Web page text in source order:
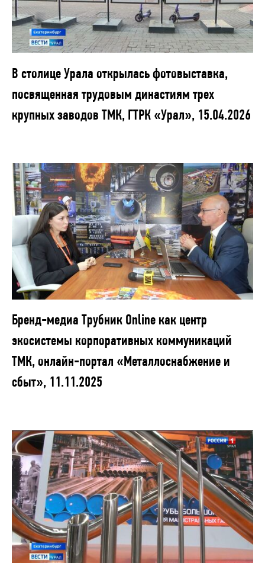
В столице Урала открылась фотовыставка,
посвященная трудовым династиям трех
крупных заводов ТМК, ГТРК «Урал», 15.04.2026
Бренд-медиа Трубник Online как центр
экосистемы корпоративных коммуникаций
ТМК, онлайн-портал «Металлоснабжение и
сбыт», 11.11.2025